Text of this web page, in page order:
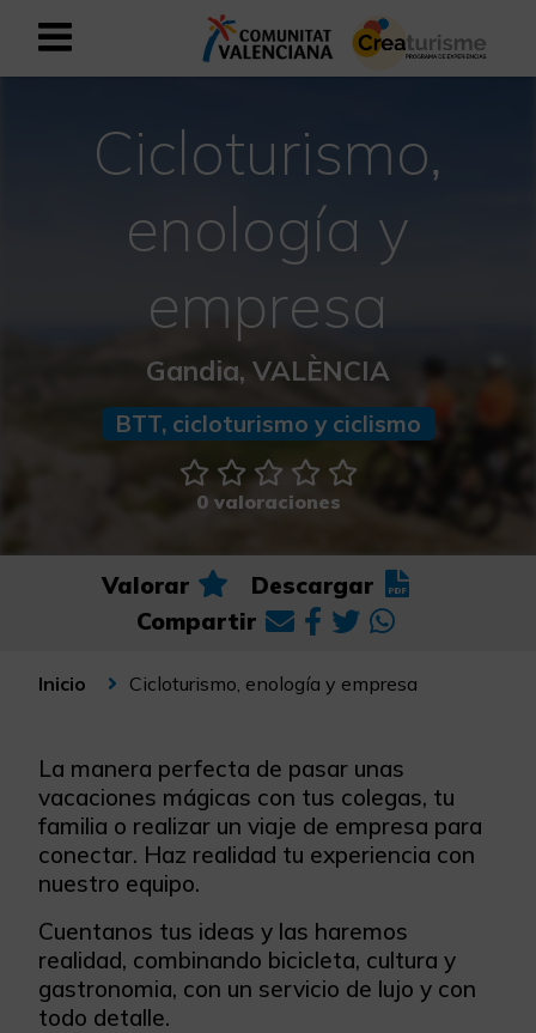
Español
Mediterráneo Cultural
Mediterráneo Natural-Rural
Experiencias en otoño
Experiencias Semana Santa
Cicloturismo,
enología y
empresa
Gandia, VALÈNCIA
BTT, cicloturismo y ciclismo
0 valoraciones
Valorar
Descargar
Compartir
Inicio Cicloturismo, enología y empresa
La manera perfecta de pasar unas
vacaciones mágicas con tus colegas, tu
familia o realizar un viaje de empresa para
conectar. Haz realidad tu experiencia con
nuestro equipo.
Cuentanos tus ideas y las haremos
realidad, combinando bicicleta, cultura y
gastronomia, con un servicio de lujo y con
todo detalle.